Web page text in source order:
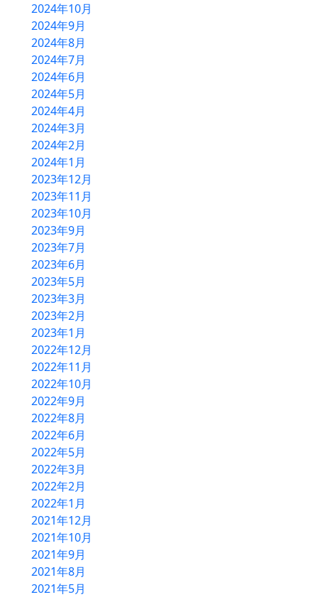
2024年10月
2024年9月
2024年8月
2024年7月
2024年6月
2024年5月
2024年4月
2024年3月
2024年2月
2024年1月
2023年12月
2023年11月
2023年10月
2023年9月
2023年7月
2023年6月
2023年5月
2023年3月
2023年2月
2023年1月
2022年12月
2022年11月
2022年10月
2022年9月
2022年8月
2022年6月
2022年5月
2022年3月
2022年2月
2022年1月
2021年12月
2021年10月
2021年9月
2021年8月
2021年5月